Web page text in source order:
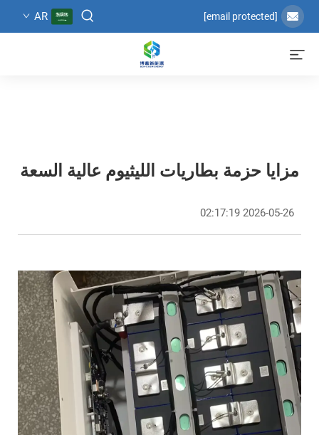
[email protected]
AR
مزايا حزمة بطاريات الليثيوم عالية السعة
2026-05-26 02:17:19